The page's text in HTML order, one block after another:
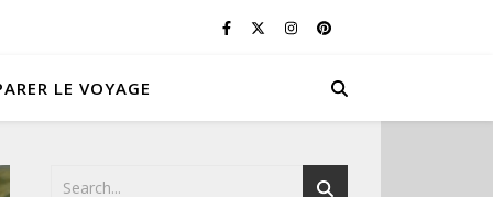
LE VOYAGE